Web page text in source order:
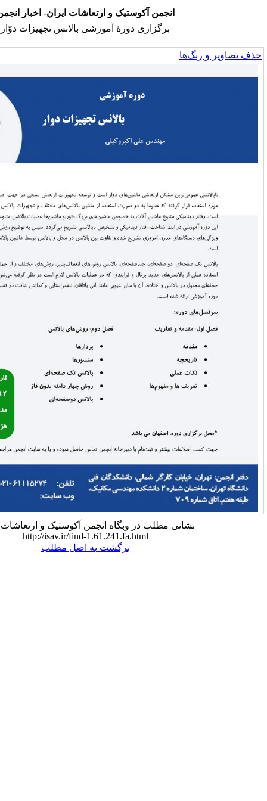
آکوستیک و ارتعاشات ایران- اخبار انجمن
برگزاری دورۀ آموزشی بالانس تجهیزات دوّار
مطلب در وبگاه انجمن آکوستیک و ارتعاشات ایران:
http://isav.ir/find-1.61.241.fa.html